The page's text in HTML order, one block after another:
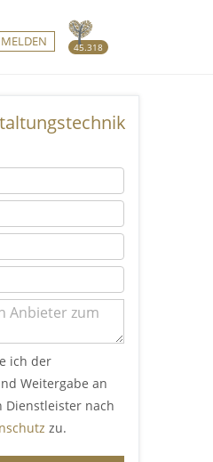
45.318
ich der
Weitergabe an
Dienstleister nach
zu.